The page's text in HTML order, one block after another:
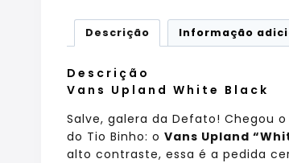
Descrição Informação
Descrição
Vans Upland White Black
Salve, galera da Defato! Chegou
do Tio Binho: o Vans Upland
alto contraste, essa é a pedida